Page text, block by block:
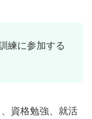
練に参加する
資格勉強、就活